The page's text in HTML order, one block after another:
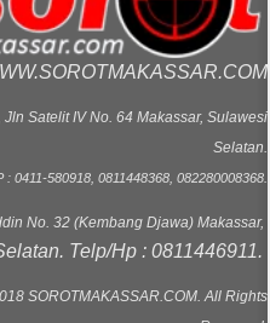
Jln Satelit IV No. 64 Makassar, Sulawesi
Selatan.
: 0411-580918, 0811448368, 082280008368.
No. 32 (Kembang Djawa) Makassar,
Telp/Hp : 0811446911.
SOROTMAKASSAR.COM. All Rights